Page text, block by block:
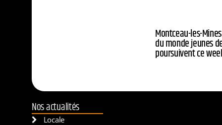
Montceau-les-
du monde jeunes
poursuivent ce
Nos actualités
Locale